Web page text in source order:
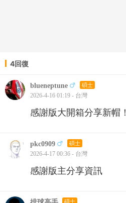
4回復
blueneptune 碩士
2026-4-16 01:19 - 台灣
感謝版大開箱分享新帽！
pkc0909 碩士
2026-4-17 00:36 - 台灣
感謝版主分享資訊
碩士